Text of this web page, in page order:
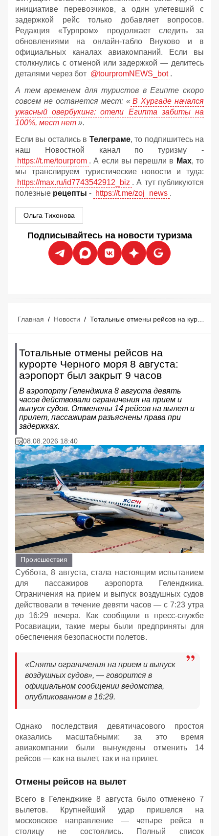
инициативе перевозчиков, а один улетевший с
задержкой рейс только добавляет вопросов.
Редакция «Турпром» продолжает следить за
обновлениями на онлайн‑табло Внуково и в
официальных каналах авиакомпаний. Если вы
столкнулись с отменой или задержкой — делитесь
деталями через бот @tourpromNEWS_bot .
А тем временем для туристов в Египте скоро
совсем не останется мест: « В Хургаде начался
ужасный овербукинг: отели Египта забиты на
100%, мест нет ».
Если вы остались в Телеграме, то подпишитесь на
наш Новостной канал по туризму -
https://t.me/tourprom . А если вы перешли в Мах, то
мы транслируем туристические новости и туда:
https://max.ru/id7743542912_biz . А тут публикуются
полезные рецепты - https://t.me/zoj_news .
Ольга Тихонова
Подписывайтесь на новости туризма
Главная / Новости / Тотальные отмены рейсов на курорте Черного моря 8 августа: аэропорт был закрыт 9 часов
Тотальные отмены рейсов на
курорте Черного моря 8 августа:
аэропорт был закрыт 9 часов
В аэропорту Геленджика 8 августа девять
часов действовали ограничения на прием и
выпуск судов. Отменены 14 рейсов на вылет и
прилет, пассажирам разъяснены права при
задержках.
08.08.2026 18:40
Происшествия
Суббота, 8 августа, стала настоящим испытанием
для пассажиров аэропорта Геленджика.
Ограничения на прием и выпуск воздушных судов
действовали в течение девяти часов — с 7:23 утра
до 16:29 вечера. Как сообщили в пресс-службе
Росавиации, такие меры были предприняты для
обеспечения безопасности полетов.
«Сняты ограничения на прием и выпуск
воздушных судов», — говорится в
официальном сообщении ведомства,
опубликованном в 16:29.
Однако последствия девятичасового простоя
оказались масштабными: за это время
авиакомпании были вынуждены отменить 14
рейсов — как на вылет, так и на прилет.
Отмены рейсов на вылет
Всего в Геленджике 8 августа было отменено 7
вылетов. Крупнейший удар пришелся на
московское направление — четыре рейса в
столицу не состоялись. Полный список